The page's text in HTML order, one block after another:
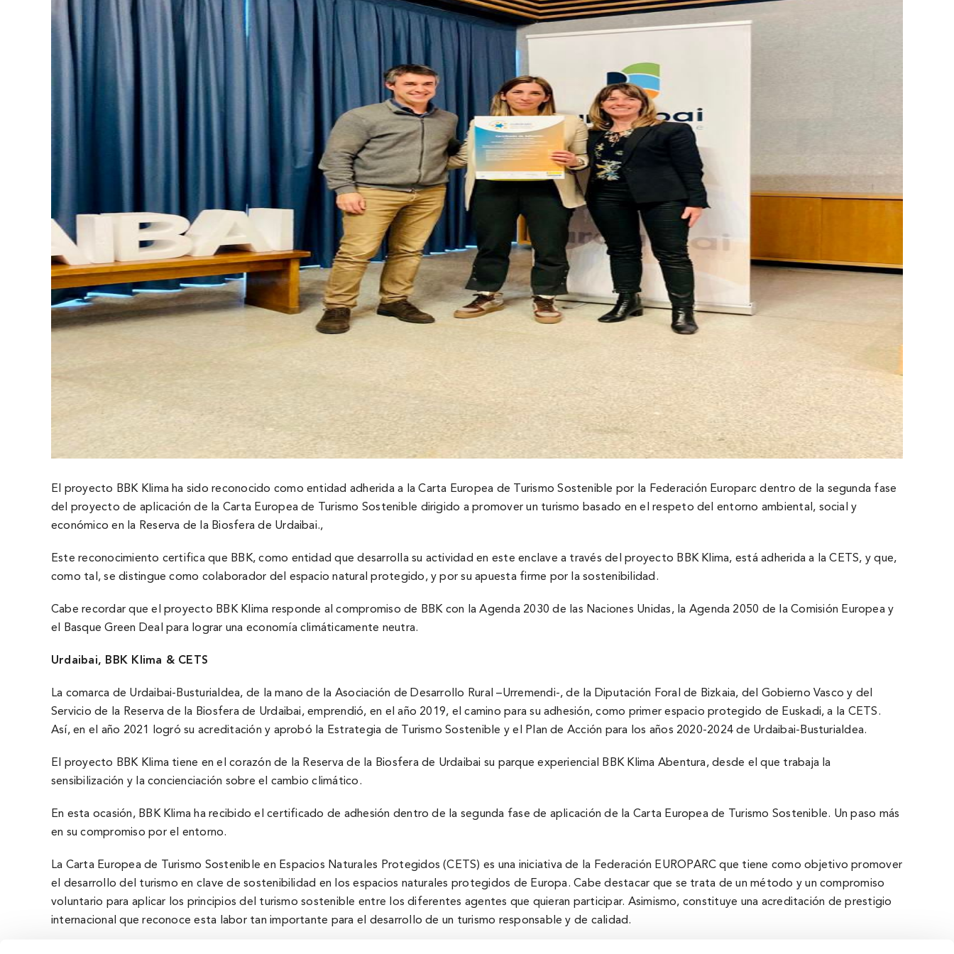
El proyecto BBK Klima ha sido reconocido como entidad adherida a la Carta Europea de Turismo Sostenible por la Federación Europarc dentro de la segunda fase
del proyecto de aplicación de la Carta Europea de Turismo Sostenible dirigido a promover un turismo basado en el respeto del entorno ambiental, social y
económico en la Reserva de la Biosfera de Urdaibai.,
Este reconocimiento certifica que BBK, como entidad que desarrolla su actividad en este enclave a través del proyecto BBK Klima, está adherida a la CETS, y que,
como tal, se distingue como colaborador del espacio natural protegido, y por su apuesta firme por la sostenibilidad.
Cabe recordar que el proyecto BBK Klima responde al compromiso de BBK con la Agenda 2030 de las Naciones Unidas, la Agenda 2050 de la Comisión Europea y
el Basque Green Deal para lograr una economía climáticamente neutra.
Urdaibai, BBK Klima & CETS
La comarca de Urdaibai-Busturialdea, de la mano de la Asociación de Desarrollo Rural –Urremendi-, de la Diputación Foral de Bizkaia, del Gobierno Vasco y del
Servicio de la Reserva de la Biosfera de Urdaibai, emprendió, en el año 2019, el camino para su adhesión, como primer espacio protegido de Euskadi, a la CETS.
Así, en el año 2021 logró su acreditación y aprobó la Estrategia de Turismo Sostenible y el Plan de Acción para los años 2020-2024 de Urdaibai-Busturialdea.
El proyecto BBK Klima tiene en el corazón de la Reserva de la Biosfera de Urdaibai su parque experiencial BBK Klima Abentura, desde el que trabaja la
sensibilización y la concienciación sobre el cambio climático.
En esta ocasión, BBK Klima ha recibido el certificado de adhesión dentro de la segunda fase de aplicación de la Carta Europea de Turismo Sostenible. Un paso más
en su compromiso por el entorno.
La Carta Europea de Turismo Sostenible en Espacios Naturales Protegidos (CETS) es una iniciativa de la Federación EUROPARC que tiene como objetivo promover
el desarrollo del turismo en clave de sostenibilidad en los espacios naturales protegidos de Europa. Cabe destacar que se trata de un método y un compromiso
voluntario para aplicar los principios del turismo sostenible entre los diferentes agentes que quieran participar. Asimismo, constituye una acreditación de prestigio
internacional que reconoce esta labor tan importante para el desarrollo de un turismo responsable y de calidad.